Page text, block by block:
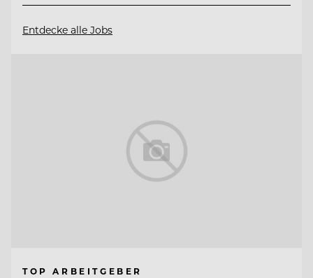
Entdecke alle Jobs
TOP ARBEITGEBER